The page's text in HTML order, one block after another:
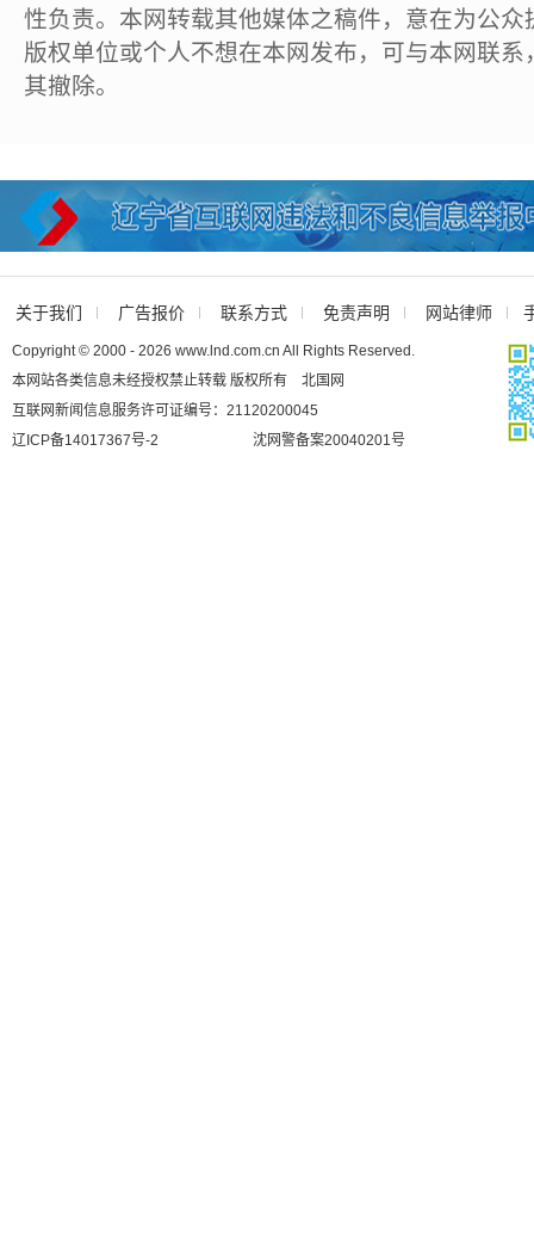
性负责。本网转载其他媒体之稿件，意在为公
版权单位或个人不想在本网发布，可与本网联
其撤除。
关于我们 广告报价 联系方式 免责声明 网站律师
Copyright © 2000 - 2026 www.lnd.com.cn All Rights Reserved.
本网站各类信息未经授权禁止转载 版权所有 北国网
互联网新闻信息服务许可证编号：21120200045
辽ICP备14017367号-2
沈网警备案20040201号